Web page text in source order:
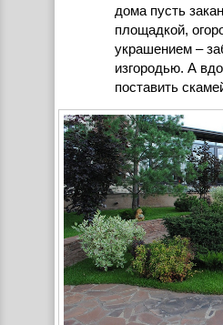
дома пусть
площадкой,
украшением –
изгородью. А
поставить